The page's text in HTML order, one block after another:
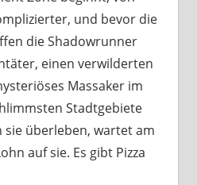
und bevor die
die Shadowrunner
einen verwilderten
Massaker im
Stadtgebiete
sie überleben, wartet am
auf sie. Es gibt Pizza